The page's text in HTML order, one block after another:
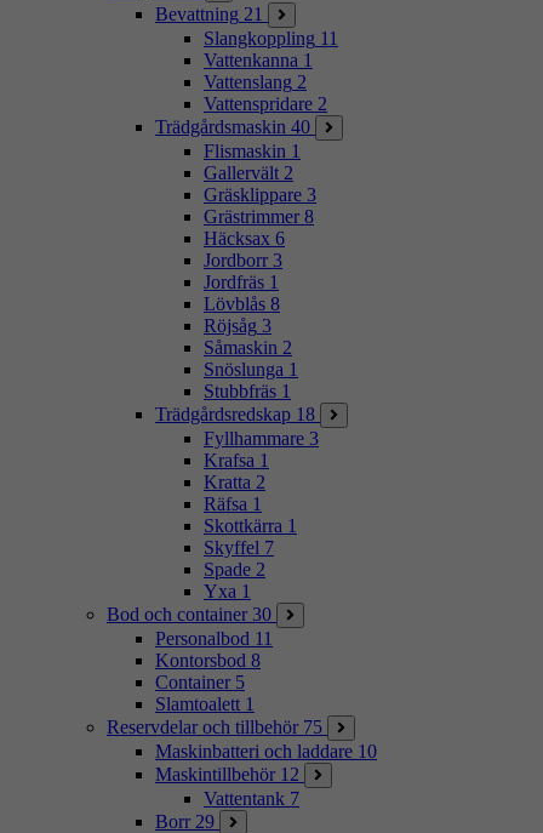
Bevattning 21
Slangkoppling 11
Vattenkanna 1
Vattenslang 2
Vattenspridare 2
Trädgårdsmaskin 40
Flismaskin 1
Gallervält 2
Gräsklippare 3
Grästrimmer 8
Häcksax 6
Jordborr 3
Jordfräs 1
Lövblås 8
Röjsåg 3
Såmaskin 2
Snöslunga 1
Stubbfräs 1
Trädgårdsredskap 18
Fyllhammare 3
Krafsa 1
Kratta 2
Räfsa 1
Skottkärra 1
Skyffel 7
Spade 2
Yxa 1
Bod och container 30
Personalbod 11
Kontorsbod 8
Container 5
Slamtoalett 1
Reservdelar och tillbehör 75
Maskinbatteri och laddare 10
Maskintillbehör 12
Vattentank 7
Borr 29